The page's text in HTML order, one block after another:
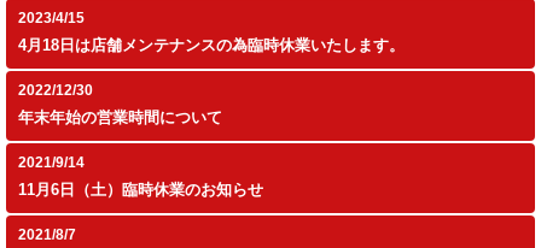
2023/4/15
4月18日は店舗メンテナンスの為臨時休業いたします。
2022/12/30
年末年始の営業時間について
2021/9/14
11月6日（土）臨時休業のお知らせ
2021/8/7